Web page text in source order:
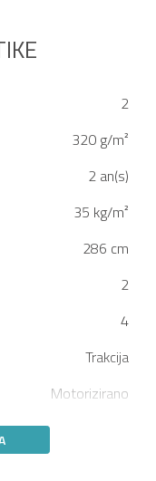
2
320 g/m²
2 an(s)
35 kg/m²
286 cm
2
4
Trakcija
Motorizirano